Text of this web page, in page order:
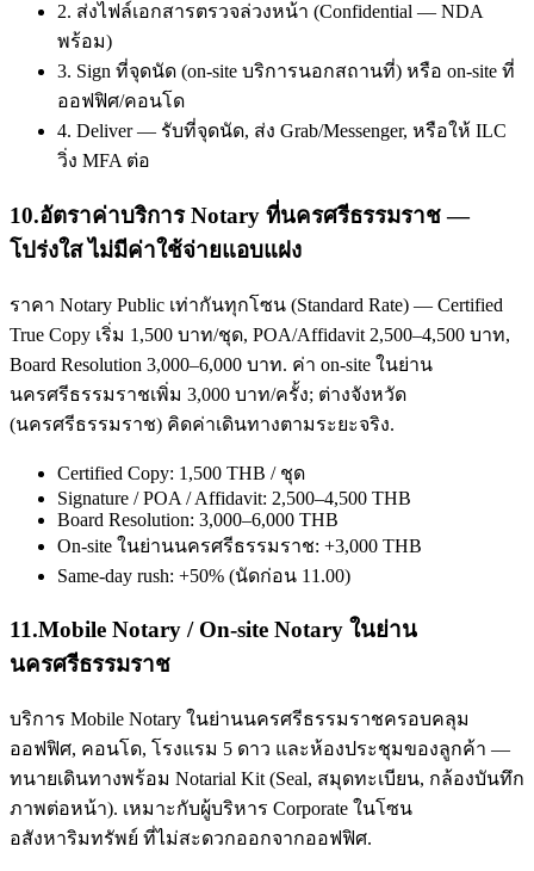
2. ส่งไฟล์เอกสารตรวจล่วงหน้า (Confidential — NDA
พร้อม)
3. Sign ที่จุดนัด (on-site บริการนอกสถานที่) หรือ on-site ที่
ออฟฟิศ/คอนโด
4. Deliver — รับที่จุดนัด, ส่ง Grab/Messenger, หรือให้ ILC
วิ่ง MFA ต่อ
10.อัตราค่าบริการ Notary ที่นครศรีธรรมราช —
โปร่งใส ไม่มีค่าใช้จ่ายแอบแฝง
ราคา Notary Public เท่ากันทุกโซน (Standard Rate) — Certified
True Copy เริ่ม 1,500 บาท/ชุด, POA/Affidavit 2,500–4,500 บาท,
Board Resolution 3,000–6,000 บาท. ค่า on-site ในย่าน
นครศรีธรรมราชเพิ่ม 3,000 บาท/ครั้ง; ต่างจังหวัด
(นครศรีธรรมราช) คิดค่าเดินทางตามระยะจริง.
Certified Copy: 1,500 THB / ชุด
Signature / POA / Affidavit: 2,500–4,500 THB
Board Resolution: 3,000–6,000 THB
On-site ในย่านนครศรีธรรมราช: +3,000 THB
Same-day rush: +50% (นัดก่อน 11.00)
11.Mobile Notary / On-site Notary ในย่าน
นครศรีธรรมราช
บริการ Mobile Notary ในย่านนครศรีธรรมราชครอบคลุม
ออฟฟิศ, คอนโด, โรงแรม 5 ดาว และห้องประชุมของลูกค้า —
ทนายเดินทางพร้อม Notarial Kit (Seal, สมุดทะเบียน, กล้องบันทึก
ภาพต่อหน้า). เหมาะกับผู้บริหาร Corporate ในโซน
อสังหาริมทรัพย์ ที่ไม่สะดวกออกจากออฟฟิศ.